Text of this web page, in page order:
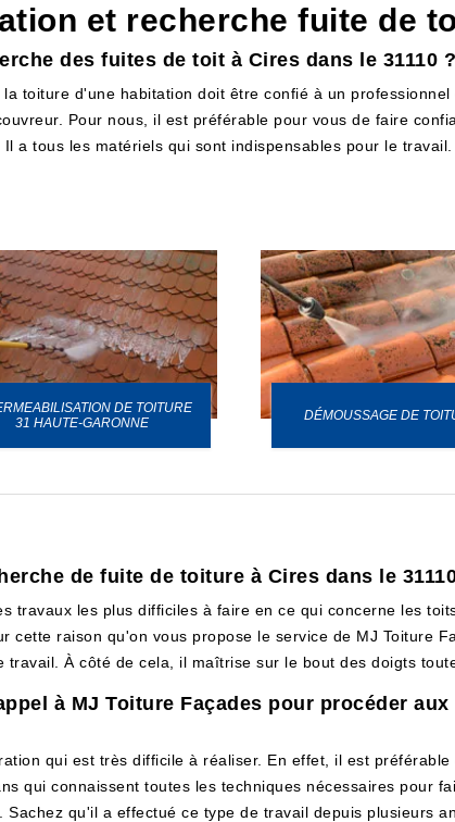
et recherche fuite de
des fuites de toit à Cires dans le 31110 ?
toiture d'une habitation doit être confié à un
Pour nous, il est préférable pour vous de faire
a tous les matériels qui sont indispensables pour le
DE TOITURE
31 HAUTE-GARONNE
DÉMOUSSAGE DE
de fuite de toiture à Cires dans le
travaux les plus difficiles à faire en ce qui concerne les
cette raison qu'on vous propose le service de MJ Toiture
À côté de cela, il maîtrise sur le bout des doigts
à MJ Toiture Façades pour procéder
qui est très difficile à réaliser. En effet, il est
qui connaissent toutes les techniques nécessaires pour
Sachez qu'il a effectué ce type de travail depuis plusieurs